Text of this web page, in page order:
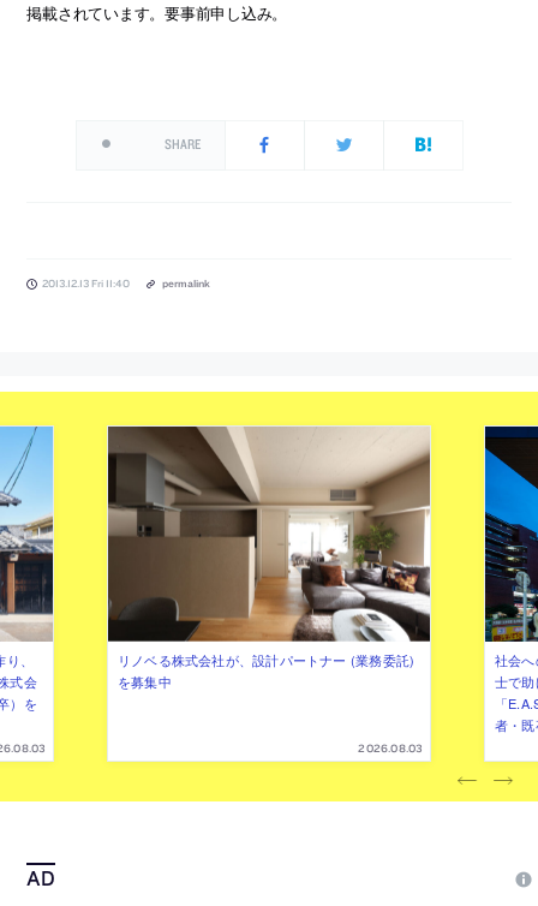
掲載されています。要事前申し込み。
SHARE
2013.12.13 Fri 11:40 permalink
、
式会
）を
リノベる株式会社が、設計パートナー (業務委託)
を募集中
2026.08.03
社会
士で
「
者・